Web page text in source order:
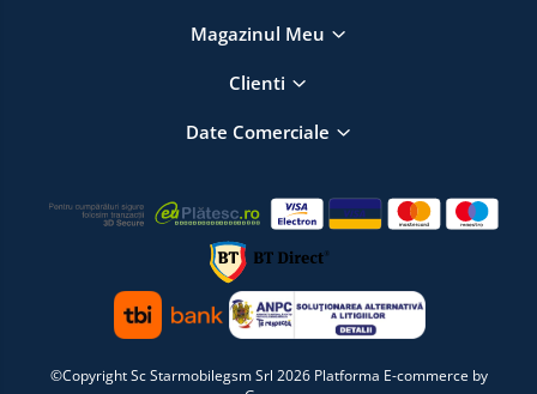
Magazinul Meu
Clienti
Date Comerciale
©Copyright Sc Starmobilegsm Srl 2026 Platforma E-commerce by